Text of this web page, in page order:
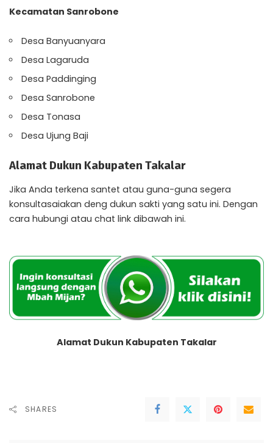
Kecamatan Sanrobone
Desa Banyuanyara
Desa Lagaruda
Desa Paddinging
Desa Sanrobone
Desa Tonasa
Desa Ujung Baji
Alamat Dukun Kabupaten Takalar
Jika Anda terkena santet atau guna-guna segera
konsultasaiakan deng dukun sakti yang satu ini. Dengan
cara hubungi atau chat link dibawah ini.
Alamat Dukun Kabupaten Takalar
SHARES